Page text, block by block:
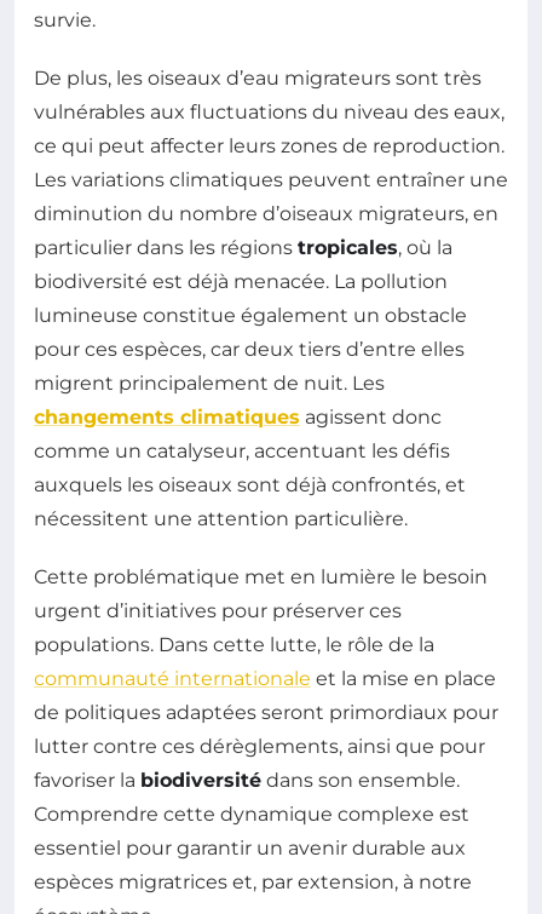
survie.
De plus, les oiseaux d’eau migrateurs sont très
vulnérables aux fluctuations du niveau des eaux,
ce qui peut affecter leurs zones de reproduction.
Les variations climatiques peuvent entraîner une
diminution du nombre d’oiseaux migrateurs, en
particulier dans les régions tropicales, où la
biodiversité est déjà menacée. La pollution
lumineuse constitue également un obstacle
pour ces espèces, car deux tiers d’entre elles
migrent principalement de nuit. Les
changements climatiques agissent donc
comme un catalyseur, accentuant les défis
auxquels les oiseaux sont déjà confrontés, et
nécessitent une attention particulière.
Cette problématique met en lumière le besoin
urgent d’initiatives pour préserver ces
populations. Dans cette lutte, le rôle de la
communauté internationale et la mise en place
de politiques adaptées seront primordiaux pour
lutter contre ces dérèglements, ainsi que pour
favoriser la biodiversité dans son ensemble.
Comprendre cette dynamique complexe est
essentiel pour garantir un avenir durable aux
espèces migratrices et, par extension, à notre